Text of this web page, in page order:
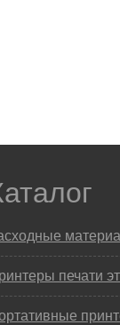
печати